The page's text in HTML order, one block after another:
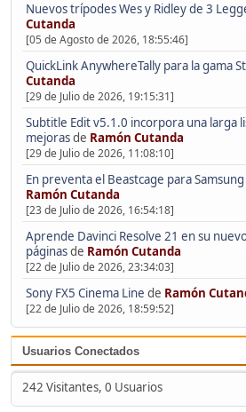
Nuevos trípodes Wes y Ridley de 3
Cutanda
[05 de Agosto de 2026, 18:55:46]
QuickLink AnywhereTally para la gama
Cutanda
[29 de Julio de 2026, 19:15:31]
Subtitle Edit v5.1.0 incorpora una larga
mejorasde Ramón Cutanda
[29 de Julio de 2026, 11:08:10]
En preventa el Beastcage para
Ramón Cutanda
[23 de Julio de 2026, 16:54:18]
Aprende Davinci Resolve 21 en su
páginasde Ramón Cutanda
[22 de Julio de 2026, 23:34:03]
Sony FX5 Cinema Line de Ramón
[22 de Julio de 2026, 18:59:52]
Usuarios Conectados
242 Visitantes, 0 Usuarios